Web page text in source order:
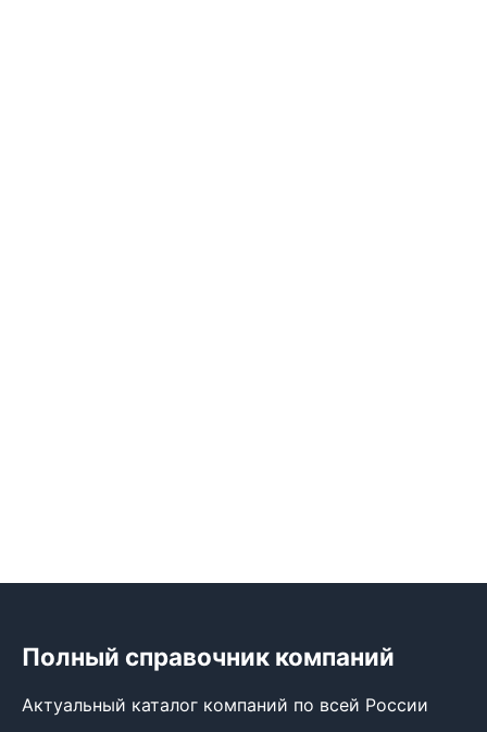
Полный справочник компаний
Актуальный каталог компаний по всей России